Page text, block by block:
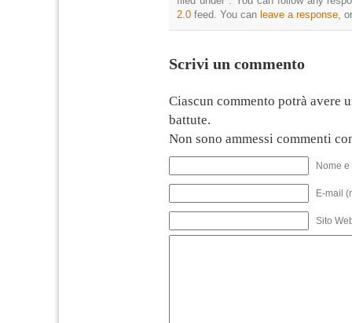
2.0 feed. You can leave a response,
Scrivi un commento
Ciascun commento potrà avere
battute.
Non sono ammessi commenti
Nome
E-mail
Sito